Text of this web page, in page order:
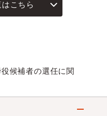
こちら
候補者の選任に関